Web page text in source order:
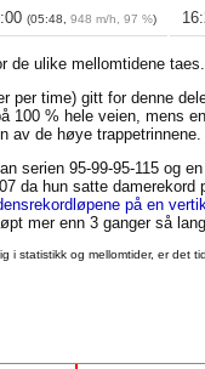
(05:48, 948 m/h, 97 %)
de ulike mellomtidene taes.
per time) gitt for denne
% hele veien, mens
de høye
serien 95-99-95-115 og
da hun satte
på en
mer enn 3 ganger så
i statistikk og mellomtider, er det